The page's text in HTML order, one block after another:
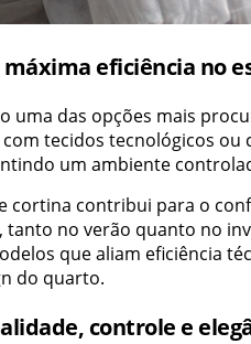
eficiência no
uma das opções mais
tecidos tecnológicos ou
um ambiente
cortina contribui para o
no verão quanto no
que aliam eficiência
do quarto.
controle e